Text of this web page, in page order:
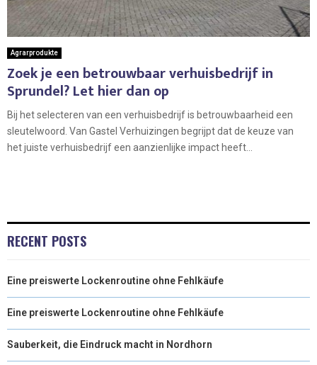
Agrarprodukte
Zoek je een betrouwbaar verhuisbedrijf in
Sprundel? Let hier dan op
Bij het selecteren van een verhuisbedrijf is betrouwbaarheid een
sleutelwoord. Van Gastel Verhuizingen begrijpt dat de keuze van
het juiste verhuisbedrijf een aanzienlijke impact heeft...
RECENT POSTS
Eine preiswerte Lockenroutine ohne Fehlkäufe
Eine preiswerte Lockenroutine ohne Fehlkäufe
Sauberkeit, die Eindruck macht in Nordhorn